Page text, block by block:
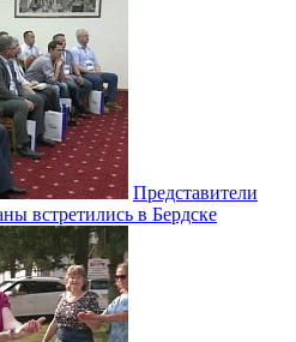
Представители
встретились в Бердске